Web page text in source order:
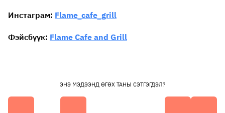
Инстаграм: Flame_cafe_grill
Фэйсбүүк: Flame Cafe and Grill
ЭНЭ МЭДЭЭНД ӨГӨХ ТАНЫ СЭТГЭГДЭЛ?